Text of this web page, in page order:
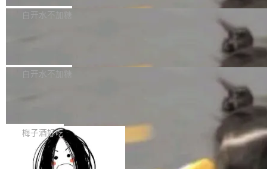
员工参与设立的专项资产管理计划。其中，Dee
获配9...
一个回归问题，该问题导致拉取镜像时会拒绝包
题，该问题可能导致在旧版 Linux 内核...
e 孵化器项目管理委员会（IPMC）投票中获得
P）！这一里程碑不仅标志着 Fluss 迈入新的发
白开水不加糖
长期停止内容更新，未能实现其作为“AI版维基百
提交的编辑请求也长期处于待处理状态。 Groki
pedia 于去年底上线，定位为由人工智能生成内
容的百科平台，被马斯克视为传统众包百科网站
白开水不加糖
是这样的：配 MessageSource 的 Bean、写 R
eloadableResourceBundleMessageSource、
声明 LocaleResolver、注册 LocaleChangeInt
梅子酒好吃
Apache Doris 4.1 全面增强 Iceberg：